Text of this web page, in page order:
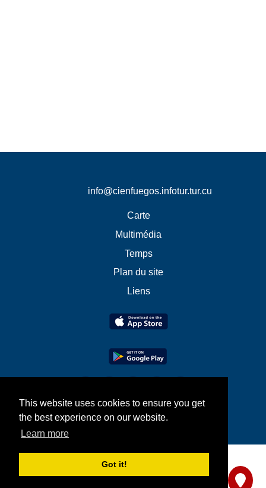
This website uses cookies to ensure you get
the best experience on our website.
Learn more
Got it!
Partagez-nous votre avis
info@cienfuegos.infotur.tur.cu
Carte
Multimédia
Temps
Plan du site
Liens